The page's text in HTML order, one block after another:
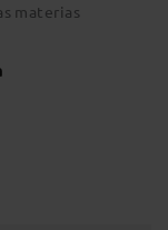
materias